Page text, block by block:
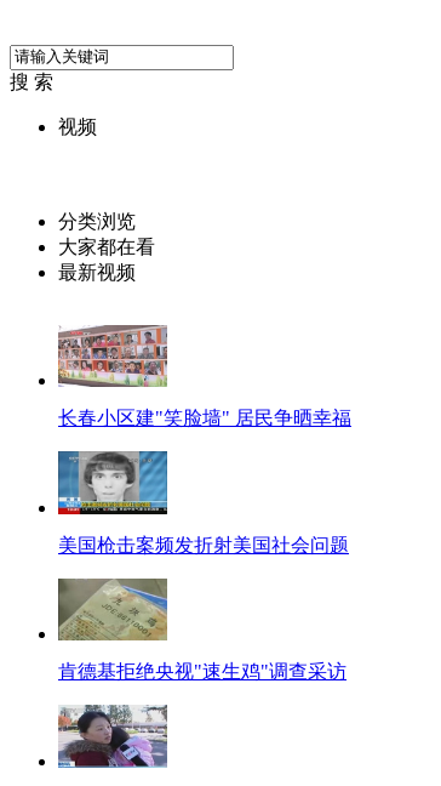
搜 索
视频
分类浏览
大家都在看
最新视频
长春小区建"笑脸墙" 居民争晒幸福
美国枪击案频发折射美国社会问题
肯德基拒绝央视"速生鸡"调查采访